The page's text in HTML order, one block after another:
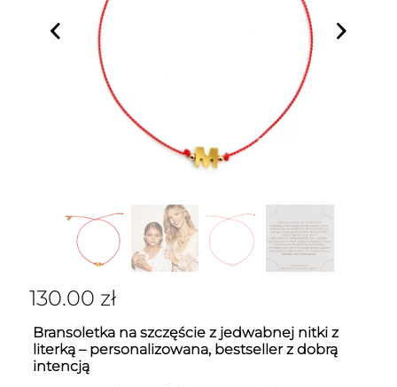
130.00 zł
Bransoletka na szczęście z jedwabnej nitki z
literką – personalizowana, bestseller z dobrą
intencją